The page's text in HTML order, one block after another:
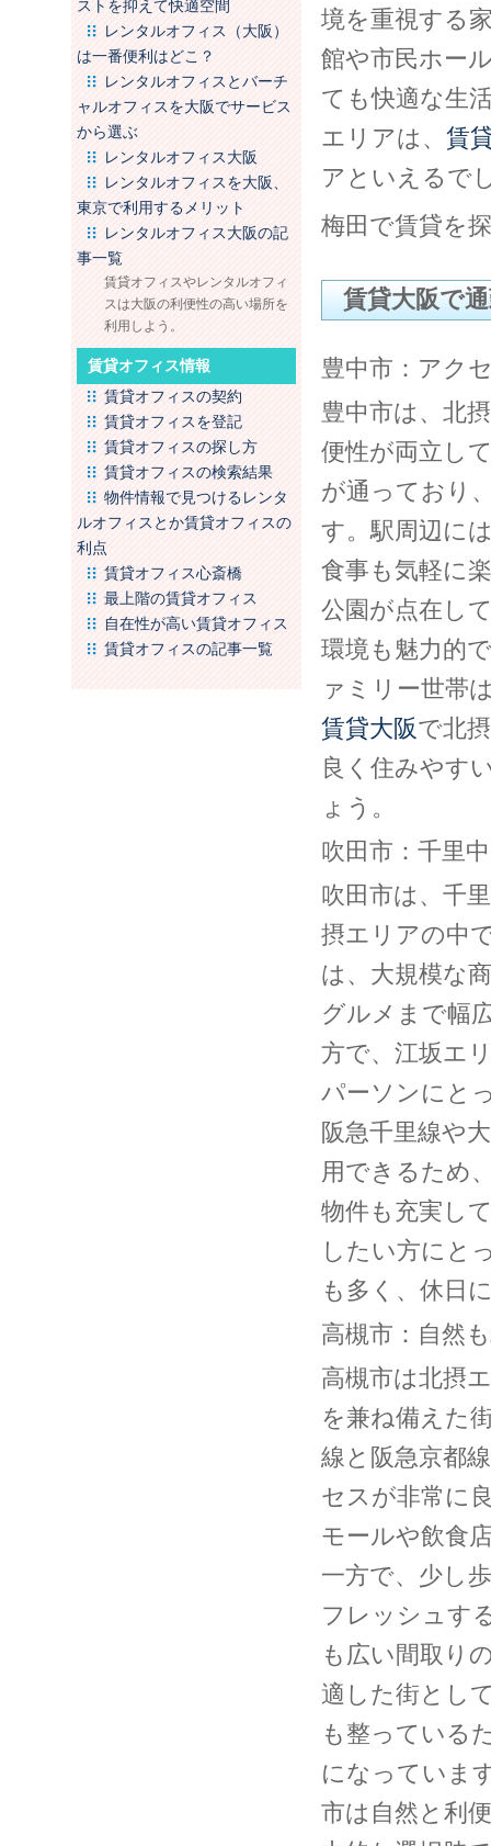
ストを抑えて快適空間
レンタルオフィス（大阪）
は一番便利はどこ？
レンタルオフィスとバーチ
ャルオフィスを大阪でサービス
から選ぶ
レンタルオフィス大阪
レンタルオフィスを大阪、
東京で利用するメリット
レンタルオフィス大阪の記
事一覧
賃貸オフィスやレンタルオフィ
スは大阪の利便性の高い場所を
利用しよう。
賃貸オフィス情報
賃貸オフィスの契約
賃貸オフィスを登記
賃貸オフィスの探し方
賃貸オフィスの検索結果
物件情報で見つけるレンタ
ルオフィスとか賃貸オフィスの
利点
賃貸オフィス心斎橋
最上階の賃貸オフィス
自在性が高い賃貸オフィス
賃貸オフィスの記事一覧
境を重視する
館や市民ホー
ても快適な生
エリアは、 賃
アといえるで
梅田で賃貸を
賃貸大阪で
豊中市：アク
豊中市は、北
便性が両立し
が通っており
す。駅周辺に
食事も気軽に
公園が点在し
環境も魅力的
ァミリー世帯
賃貸大阪で北
良く住みやす
ょう。
吹田市：千里
吹田市は、千
摂エリアの中
は、大規模な
グルメまで幅
方で、江坂エ
パーソンにと
阪急千里線や
用できるため
物件も充実し
したい方にと
も多く、休日
高槻市：自然
高槻市は北摂
を兼ね備えた
線と阪急京都
セスが非常に
モールや飲食
一方で、少し
フレッシュす
も広い間取り
適した街とし
も整っている
になっていま
市は自然と利